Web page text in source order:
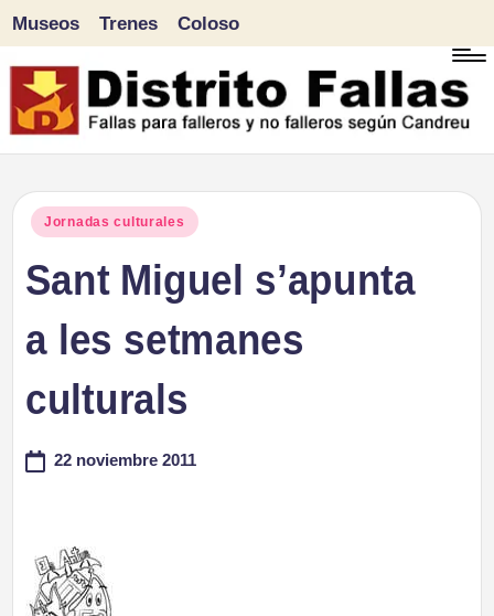
Saltar
al
Museos Trenes Coloso
Publicado
Jornadas culturales
Sant Miguel s’apunta
a les setmanes
culturals
22 noviembre 2011